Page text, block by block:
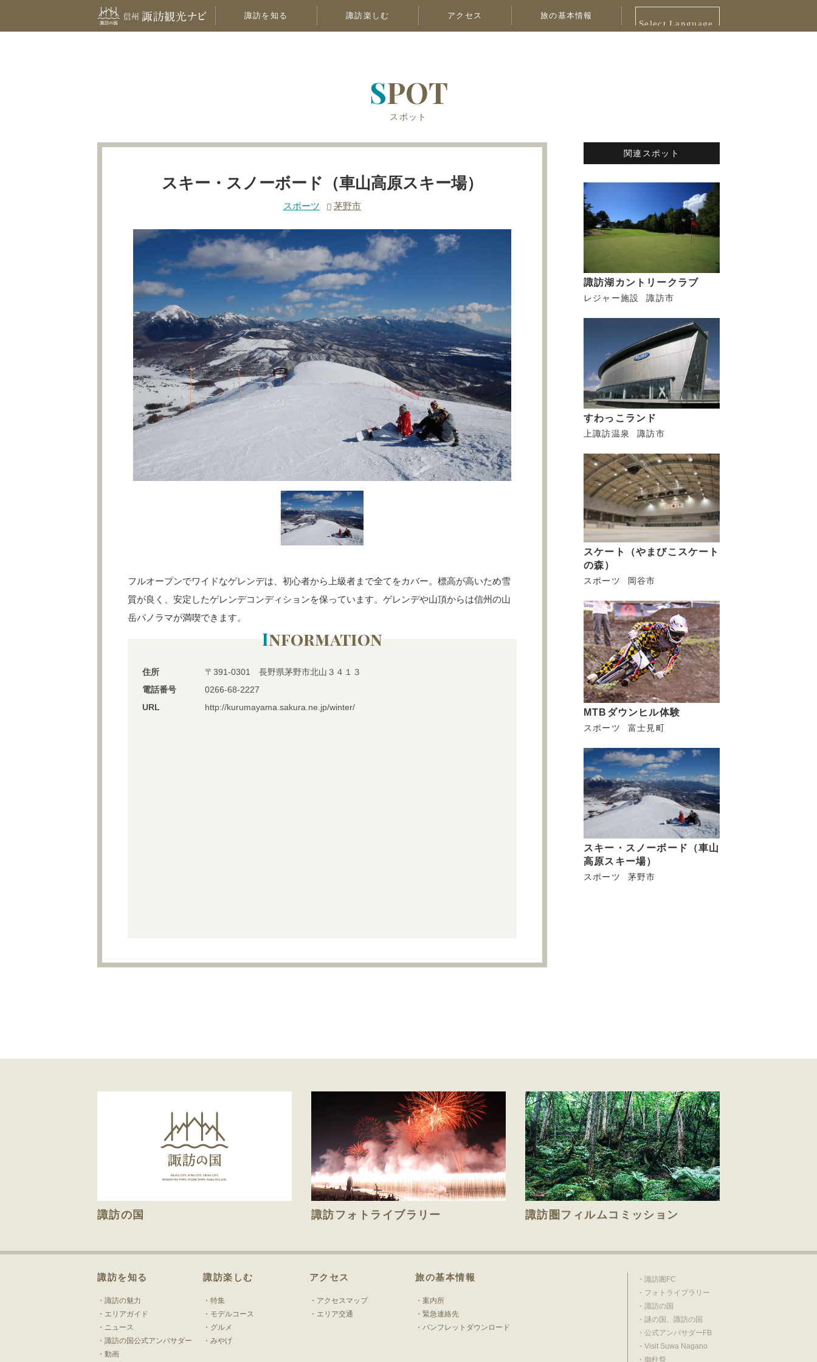
諏訪を知る 諏訪楽しむ アクセス 旅の基本情報
Select Language
SPOT
スポット
スキー・スノーボード（車山高原スキー場）
スポーツ 茅野市
フルオープンでワイドなゲレンデは、初心者から上級者まで全てをカバー。標高が高いため雪
質が良く、安定したゲレンデコンディションを保っています。ゲレンデや山頂からは信州の山
岳パノラマが満喫できます。
Information
住所
〒391-0301 長野県茅野市北山３４１３
電話番号
0266-68-2227
URL
http://kurumayama.sakura.ne.jp/winter/
関連スポット
諏訪湖カントリークラブ
レジャー施設 諏訪市
すわっこランド
上諏訪温泉 諏訪市
スケート（やまびこスケート
の森）
スポーツ 岡谷市
MTBダウンヒル体験
スポーツ 富士見町
スキー・スノーボード（車山
高原スキー場）
スポーツ 茅野市
諏訪の国 諏訪フォトライブラリー 諏訪圏フィルムコミッション
諏訪を知る
諏訪の魅力
エリアガイド
ニュース
諏訪の国公式アンバサダー
動画
諏訪楽しむ
特集
モデルコース
グルメ
みやげ
アクセス
アクセスマップ
エリア交通
旅の基本情報
案内所
緊急連絡先
パンフレットダウンロード
諏訪圏FC
フォトライブラリー
諏訪の国
謎の国、諏訪の国
公式アンバサダーFB
Visit Suwa Nagano
御柱祭